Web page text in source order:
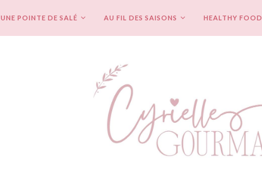
UNE POINTE DE SALÉ AU FIL DES SAISONS HEALTHY FOOD